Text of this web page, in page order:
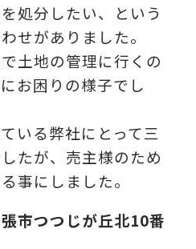
処分したい、という
せがありました。
土地の管理に行くの
お困りの様子でし
いる弊社にとって三
たが、売主様のため
事にしました。
市つつじが丘北10番